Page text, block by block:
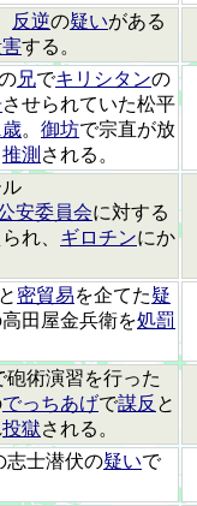
反逆の疑いがある
する。
兄でキリシタンの
させられていた松平
歳。 御坊で宗直が放
推測 される。
安委員会に対する
れ、 ギロチンにか
と 密貿易を企てた疑
田屋金兵衛を処罰
砲術演習を行った
でっちあげで謀反 と
投獄される。
志士潜伏の疑いで